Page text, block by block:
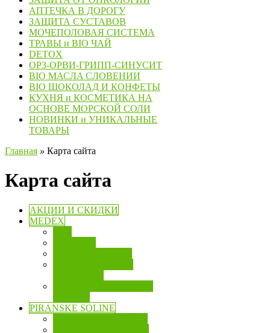
АПТЕЧКА В ДОРОГУ
ЗАЩИТА СУСТАВОВ
МОЧЕПОЛОВАЯ СИСТЕМА
ТРАВЫ и BIO ЧАЙ
DETOX
ОРЗ-ОРВИ-ГРИПП-СИНУСИТ
BIO МАСЛA СЛОВЕНИИ
BIO ШОКОЛАД И КОНФЕТЫ
КУХНЯ и КОСМЕТИКА НА
ОСНОВЕ МОРСКОЙ СОЛИ
НОВИНКИ и УНИКАЛЬНЫЕ
ТОВАРЫ
Главная » Карта сайта
Карта сайта
АКЦИИ И СКИДКИ
MEDEX
PIRANSKE SOLINE